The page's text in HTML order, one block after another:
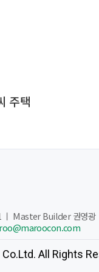
주택
ㅣ Master Builder 권영광
Co.Ltd. All Rights